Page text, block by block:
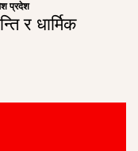
प्रदेश
र धार्मिक